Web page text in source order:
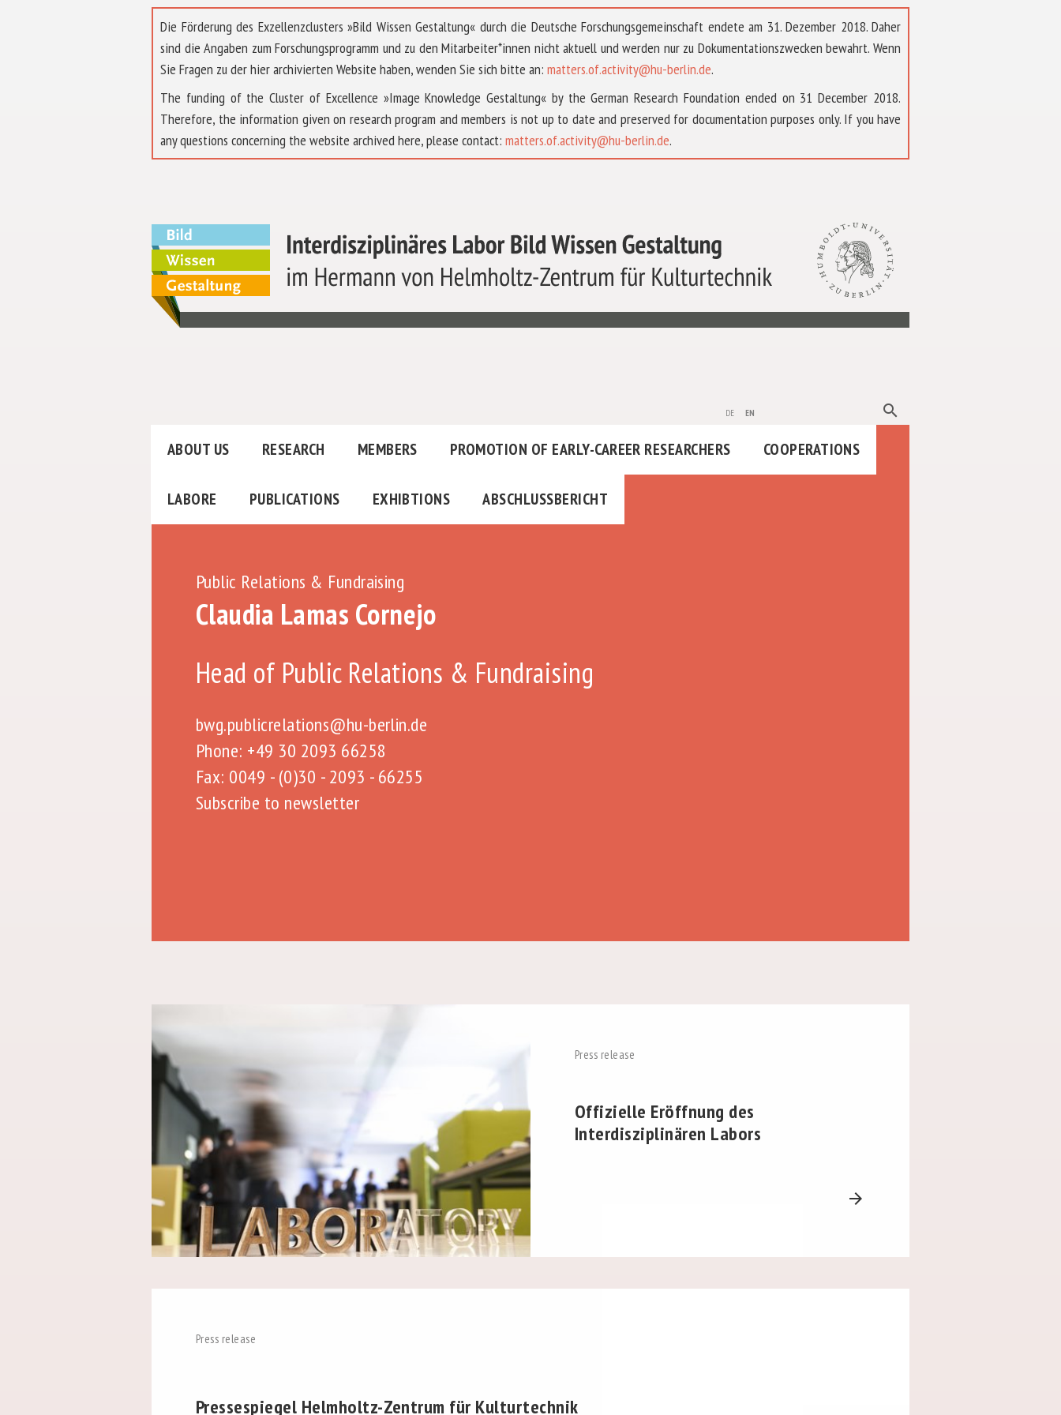
Die Förderung des Exzellenzclusters »Bild Wissen Gestaltung« durch die Deutsche Forschungsgemeinschaft endete am 31. Dezember 2018. Daher
sind die Angaben zum Forschungsprogramm und zu den Mitarbeiter*innen nicht aktuell und werden nur zu Dokumentationszwecken bewahrt. Wenn
Sie Fragen zu der hier archivierten Website haben, wenden Sie sich bitte an: matters.of.activity@hu-berlin.de.
The funding of the Cluster of Excellence »Image Knowledge Gestaltung« by the German Research Foundation ended on 31 December 2018.
Therefore, the information given on research program and members is not up to date and preserved for documentation purposes only. If you have
any questions concerning the website archived here, please contact: matters.of.activity@hu-berlin.de.
de en search
ABOUT US RESEARCH MEMBERS PROMOTION OF EARLY-CAREER RESEARCHERS COOPERATIONS
LABORE PUBLICATIONS EXHIBTIONS ABSCHLUSSBERICHT
Public Relations & Fundraising
Claudia Lamas Cornejo
Head of Public Relations & Fundraising
bwg.publicrelations@hu-berlin.de
Phone: +49 30 2093 66258
Fax: 0049 - (0)30 - 2093 - 66255
Subscribe to newsletter
Press release
Offizielle Eröffnung des
Interdisziplinären Labors
arrow_forward
Press release
Pressespiegel Helmholtz-Zentrum für Kulturtechnik